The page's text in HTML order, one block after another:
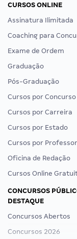
CURSOS ONLINE
Assinatura Ilimitada
Coaching para
Exame de Ordem
Graduação
Pós-Graduação
Cursos por Concurso
Cursos por Carreira
Cursos por Estado
Cursos por Professor
Oficina de Redação
Cursos Online
CONCURSOS
DESTAQUE
Concursos Abertos
Concursos 2026